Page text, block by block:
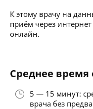
К этому врачу на
приём через
онлайн.
Среднее
5 — 15 минут:
врача без